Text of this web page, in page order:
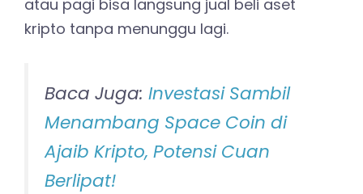
atau pagi bisa langsung jual beli aset
kripto tanpa menunggu lagi.
Baca Juga: Investasi Sambil
Menambang Space Coin di
Ajaib Kripto, Potensi Cuan
Berlipat!